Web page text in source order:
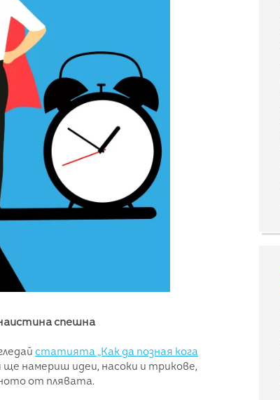
спешна
статията „Как да позная кога
ще намериш идеи, насоки и трикове,
от плявата.